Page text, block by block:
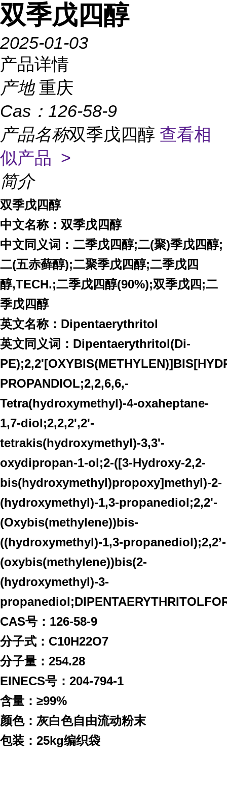
双季戊四醇
2025-01-03
产品详情
产地 重庆
Cas： 126-58-9
产品名称双季戊四醇 查看相
似产品 >
简介
双季戊四醇
中文名称：双季戊四醇
中文同义词：二季戊四醇;二(聚)季戊四醇;
二(五赤藓醇);二聚季戊四醇;二季戊四
醇,TECH.;二季戊四醇(90%);双季戊四;二
季戊四醇
英文名称：Dipentaerythritol
英文同义词：Dipentaerythritol(Di-
PROPANDIOL;2,2,6,6,-
Tetra(hydroxymethyl)-4-oxaheptane-
1,7-diol;2,2,2',2'-
tetrakis(hydroxymethyl)-3,3'-
oxydipropan-1-ol;2-([3-Hydroxy-2,2-
bis(hydroxymethyl)propoxy]methyl)-2-
(hydroxymethyl)-1,3-propanediol;2,2'-
(Oxybis(methylene))bis-
((hydroxymethyl)-1,3-propanediol);2,2’-
(oxybis(methylene))bis(2-
(hydroxymethyl)-3-
CAS号：126-58-9
分子式：C10H22O7
分子量：254.28
EINECS号：204-794-1
含量：≥99%
颜色：灰白色自由流动粉末
包装：25kg编织袋